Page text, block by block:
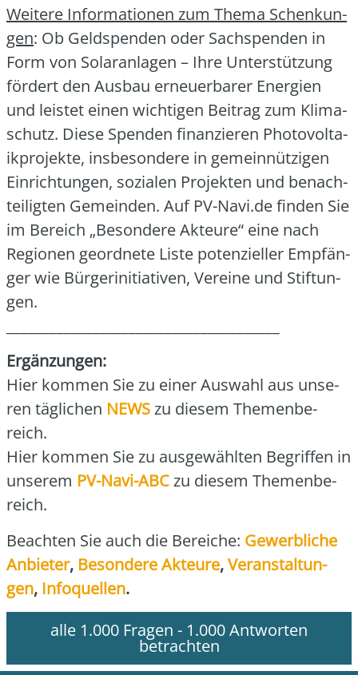
Wei­te­re Infor­ma­tio­nen zum The­ma Schen­kun­
gen: Ob Geld­spen­den oder Sach­spen­den in
Form von Solar­an­la­gen – Ihre Unter­stüt­zung
för­dert den Aus­bau erneu­er­ba­rer Ener­gien
und leis­tet einen wich­ti­gen Bei­trag zum Kli­ma­
schutz. Die­se Spen­den finan­zie­ren Pho­to­vol­ta­
ik­pro­jek­te, ins­be­son­de­re in gemein­nüt­zi­gen
Ein­rich­tun­gen, sozia­len Pro­jek­ten und benach­
tei­lig­ten Gemein­den. Auf PV-Navi.de fin­den Sie
im Bereich „Beson­de­re Akteu­re“ eine nach
Regio­nen geord­ne­te Lis­te poten­zi­el­ler Emp­fän­
ger wie Bür­ger­initia­ti­ven, Ver­ei­ne und Stif­tun­
gen.
Ergän­zun­gen:
Hier kom­men Sie zu einer Aus­wahl aus unse­
ren täg­li­chen NEWSzu die­sem The­men­be­
reich.
Hier kom­men Sie zu aus­ge­wähl­ten Begrif­fen in
unse­rem PV-Navi-ABCzu die­sem The­men­be­
reich.
Beach­ten Sie auch die Berei­che: Gewerb­li­che
Anbie­ter, Beson­de­re Akteu­re,Ver­an­stal­tun­
gen, Info­quel­len.
alle 1.000 Fragen - 1.000 Antworten
betrachten